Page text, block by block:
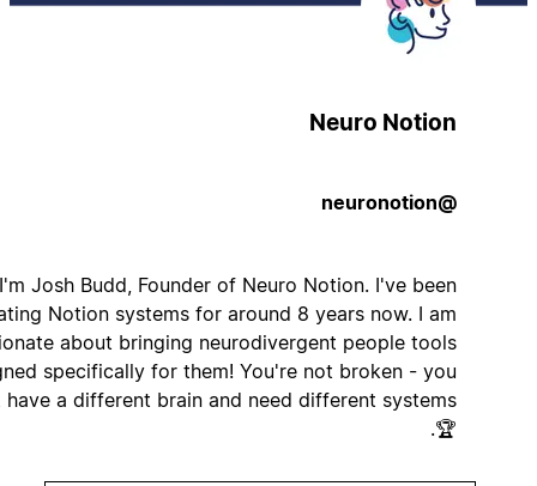
Neuro Notion
Hey! I'm Josh Budd, Founder of Neuro Notion. I've been
creating Notion systems for around 8 years now. I am
passionate about bringing neurodivergent people tools
designed specifically for them! You're not broken - you
just have a different brain and need different systems